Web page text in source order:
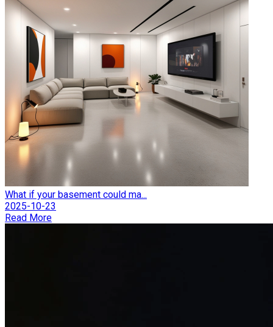
What if your basement could ma...
2025-10-23
Read More